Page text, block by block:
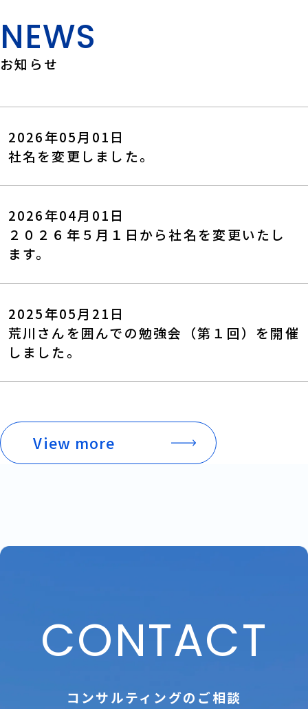
NEWS
お知らせ
View more
2026年05月01日
社名を変更しました。
2026年04月01日
２０２６年５月１日から社名を変更いたし
ます。
2025年05月21日
荒川さんを囲んでの勉強会（第１回）を開催
しました。
CONTACT
コンサルティングのご相談